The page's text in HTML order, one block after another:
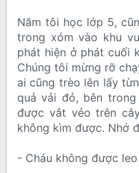
Năm tôi học lớp 5,
trong xóm vào khu
phát hiện ở phát cuối
Chúng tôi mừng rỡ
ai cũng trèo lên lấy
quả vải đỏ, bên
được vắt vẻo trên
không kìm được. Nhớ
- Cháu không được